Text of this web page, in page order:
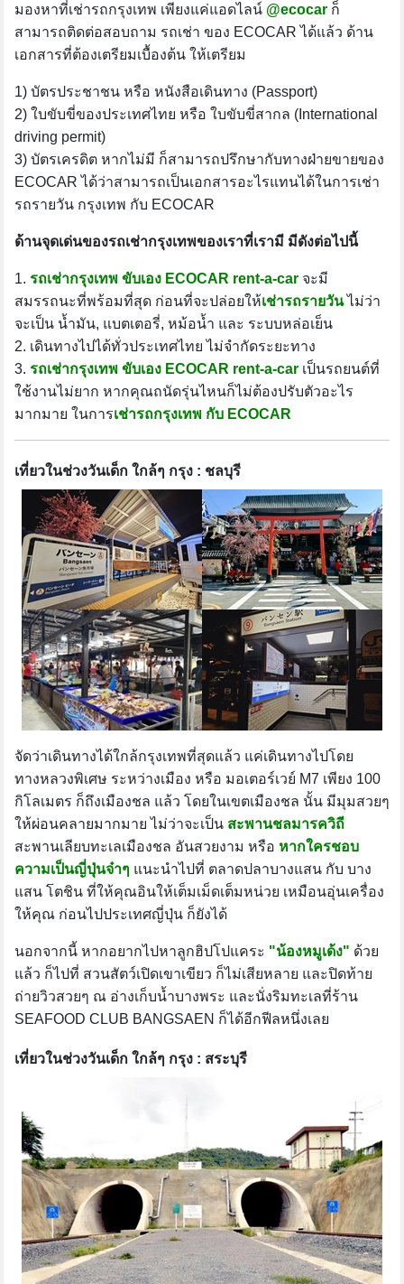
มองหาที่เช่ารถกรุงเทพ เพียงแค่แอดไลน์ @ecocar ก็
สามารถติดต่อสอบถาม รถเช่า ของ ECOCAR ได้แล้ว ด้าน
เอกสารที่ต้องเตรียมเบื้องต้น ให้เตรียม
1) บัตรประชาชน หรือ หนังสือเดินทาง (Passport)
2) ใบขับขี่ของประเทศไทย หรือ ใบขับขี่สากล (International
driving permit)
3) บัตรเครดิต หากไม่มี ก็สามารถปรึกษากับทางฝ่ายขายของ
ECOCAR ได้ว่าสามารถเป็นเอกสารอะไรแทนได้ในการเช่า
รถรายวัน กรุงเทพ กับ ECOCAR
ด้านจุดเด่นของรถเช่ากรุงเทพของเราที่เรามี มีดังต่อไปนี้
1. รถเช่ากรุงเทพ ขับเอง ECOCAR rent-a-car จะมี
สมรรถนะที่พร้อมที่สุด ก่อนที่จะปล่อยให้เช่ารถรายวันไม่ว่า
จะเป็น น้ำมัน, แบตเตอรี่, หม้อน้ำ และ ระบบหล่อเย็น
2. เดินทางไปได้ทั่วประเทศไทย ไม่จำกัดระยะทาง
3. รถเช่ากรุงเทพ ขับเอง ECOCAR rent-a-car เป็นรถยนต์ที่
ใช้งานไม่ยาก หากคุณถนัดรุ่นไหนก็ไม่ต้องปรับตัวอะไร
มากมาย ในการเช่ารถกรุงเทพ กับ ECOCAR
เที่ยวในช่วงวันเด็ก ใกล้ๆ กรุง : ชลบุรี
จัดว่าเดินทางได้ใกล้กรุงเทพที่สุดแล้ว แค่เดินทางไปโดย
ทางหลวงพิเศษ ระหว่างเมือง หรือ มอเตอร์เวย์ M7 เพียง 100
กิโลเมตร ก็ถึงเมืองชล แล้ว โดยในเขตเมืองชล นั้น มีมุมสวยๆ
ให้ผ่อนคลายมากมาย ไม่ว่าจะเป็น สะพานชลมารควิถี
สะพานเลียบทะเลเมืองชล อันสวยงาม หรือ หากใครชอบ
ความเป็นญี่ปุ่นจ๋าๆ แนะนำไปที่ ตลาดปลาบางแสน กับ บาง
แสน โตชิน ที่ให้คุณอินให้เต็มเม็ดเต็มหน่วย เหมือนอุ่นเครื่อง
ให้คุณ ก่อนไปประเทศญี่ปุ่น ก็ยังได้
นอกจากนี้ หากอยากไปหาลูกฮิปโปแคระ "น้องหมูเด้ง" ด้วย
แล้ว ก็ไปที่ สวนสัตว์เปิดเขาเขียว ก็ไม่เสียหลาย และปิดท้าย
ถ่ายวิวสวยๆ ณ อ่างเก็บน้ำบางพระ และนั่งริมทะเลที่ร้าน
SEAFOOD CLUB BANGSAEN ก็ได้อีกฟีลหนึ่งเลย
เที่ยวในช่วงวันเด็ก ใกล้ๆ กรุง : สระบุรี